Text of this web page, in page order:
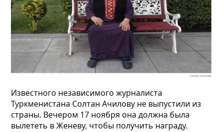
Известного независимого журналиста
Туркменистана Солтан Ачилову не выпустили из
страны. Вечером 17 ноября она должна была
вылететь в Женеву, чтобы получить награду.